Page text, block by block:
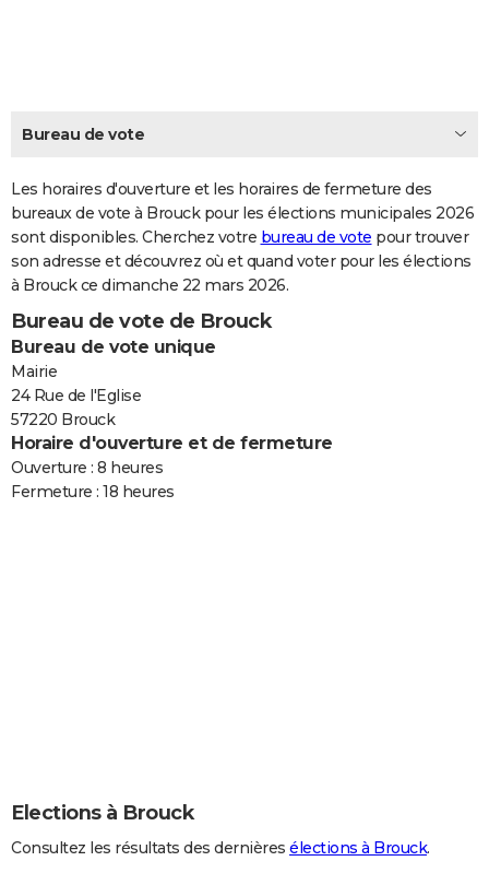
Carte de Noël
Carte Bonne année
Carte Saint-Valentin
Carte Pâques
Carte d'anniversaire
DICTIONNAIRE
Dictionnaire
Biographies
Citations
Expressions
Proverbes
PROGRAMME TV
COPAINS D'AVANT
S'inscrire
Se connecter
Lycées
Collèges
Primaires
Universités
Entreprises
Service militaire
Avis de recherche
AVIS DE DÉCÈS
FORUM
Bricolage
Lifestyle
Culture
Sport
Auto
Television
Voyage
Cinema
Bureau de vote
Les horaires d'ouverture et les horaires de fermeture des
bureaux de vote à Brouck pour les élections municipales 2026
sont disponibles. Cherchez votre bureau de vote pour trouver
son adresse et découvrez où et quand voter pour les élections
à Brouck ce dimanche 22 mars 2026.
Bureau de vote de Brouck
Bureau de vote unique
Mairie
24 Rue de l'Eglise
57220 Brouck
Horaire d'ouverture et de fermeture
Ouverture : 8 heures
Fermeture : 18 heures
Elections à Brouck
Consultez les résultats des dernières élections à Brouck.